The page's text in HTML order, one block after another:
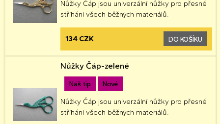
Nůžky Čáp jsou univerzální nůžky pro přesné
stříhání všech běžných materiálů.
134 CZK DO KOŠÍKU
Náš tip Nové
Nůžky Čáp-zelené
Nůžky Čáp jsou univerzální nůžky pro přesné
stříhání všech běžných materiálů.